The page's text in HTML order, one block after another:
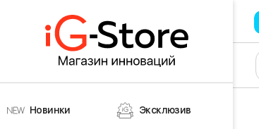
Новинки Эксклюзив